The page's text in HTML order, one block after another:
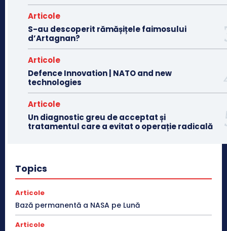
Articole
S-au descoperit rămășițele faimosului
d’Artagnan?
Articole
Defence Innovation | NATO and new
technologies
Articole
Un diagnostic greu de acceptat și
tratamentul care a evitat o operație radicală
Topics
Articole
Bază permanentă a NASA pe Lună
Articole